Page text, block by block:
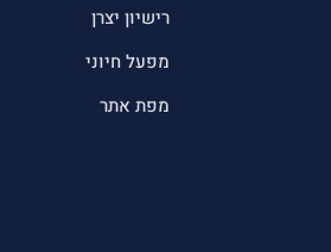
רישיון יצרן
מפעל חיוני
מפת אתר